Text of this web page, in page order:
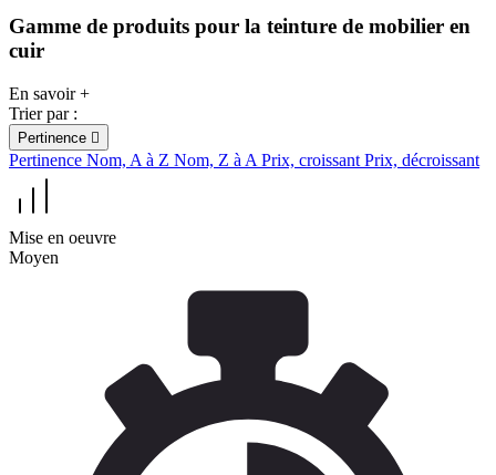
Gamme de produits pour la teinture de mobilier en
cuir
En savoir +
Trier par :
Pertinence 
Pertinence Nom, A à Z Nom, Z à A Prix, croissant Prix, décroissant
Mise en oeuvre
Moyen